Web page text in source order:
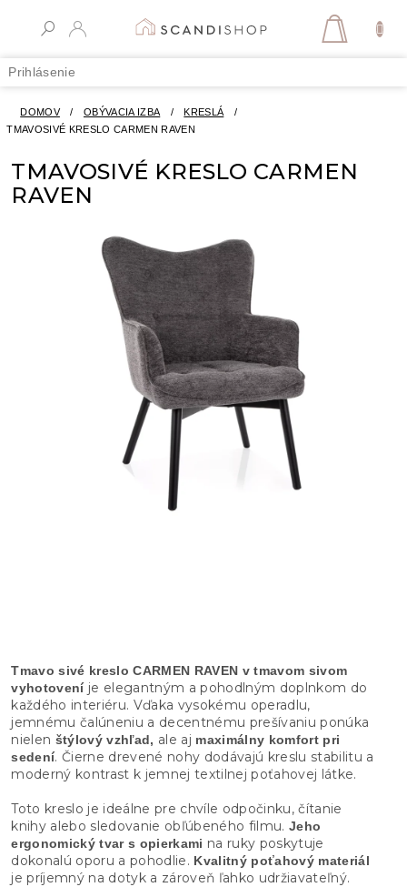
Prihlásenie
DOMOV / OBÝVACIA IZBA / KRESLÁ
/
TMAVOSIVÉ KRESLO CARMEN RAVEN
TMAVOSIVÉ KRESLO CARMEN
RAVEN
Tmavo sivé kreslo CARMEN RAVEN v tmavom sivom
vyhotoveníje elegantným a pohodlným doplnkom do
každého interiéru. Vďaka vysokému operadlu,
jemnému čalúneniu a decentnému prešívaniu ponúka
nielen štýlový vzhľad, ale aj maximálny komfort pri
sedení. Čierne drevené nohy dodávajú kreslu stabilitu a
moderný kontrast k jemnej textilnej poťahovej látke.
Toto kreslo je ideálne pre chvíle odpočinku, čítanie
knihy alebo sledovanie obľúbeného filmu. Jeho
ergonomický tvar s opierkami na ruky poskytuje
dokonalú oporu a pohodlie. Kvalitný poťahový materiál
je príjemný na dotyk a zároveň ľahko udržiavateľný.